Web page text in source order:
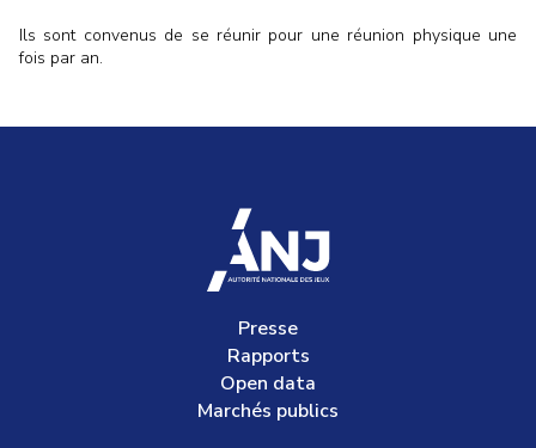
Ils sont convenus de se réunir pour une réunion physique une
fois par an.
accueil
Presse
Rapports
Open data
Marchés publics